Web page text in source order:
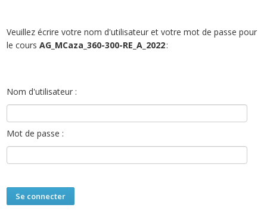
Veuillez écrire votre nom d'utilisateur et votre mot de passe pour
le coursAG_MCaza_360-300-RE_A_2022:
Nom d'utilisateur :
Mot de passe :